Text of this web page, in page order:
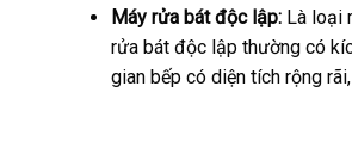
Máy rửa bát độc lập:Là loại
rửa bát độc lập thường có
gian bếp có diện tích rộng